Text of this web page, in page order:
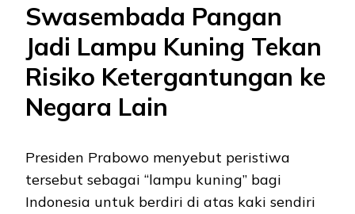
Swasembada Pangan
Jadi Lampu Kuning Tekan
Risiko Ketergantungan ke
Negara Lain
Presiden Prabowo menyebut peristiwa
tersebut sebagai “lampu kuning” bagi
Indonesia untuk berdiri di atas kaki sendiri